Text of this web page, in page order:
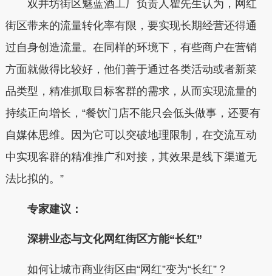
双井坊街区魅蓝酒工厂负责人瞿先生认为，网红
街区带来的流量转化率有限，要实现长期经营还得通
过自身创造流量。在同样的环境下，有些商户在营销
方面就做得比较好，他们善于通过各类活动或者新菜
品类型，精准抓取目标客群的需求，从而实现流量的
持续正向增长，“餐饮门店不能只会低头做事，还要有
自媒体思维。因为它可以突破地理限制，在交流互动
中实现客群的精准推广和对接，其效果是线下渠道无
法比拟的。”
专家建议：
深耕业态与文化网红街区方能“长红”
如何让城市商业街区由“网红”变为“长红”？